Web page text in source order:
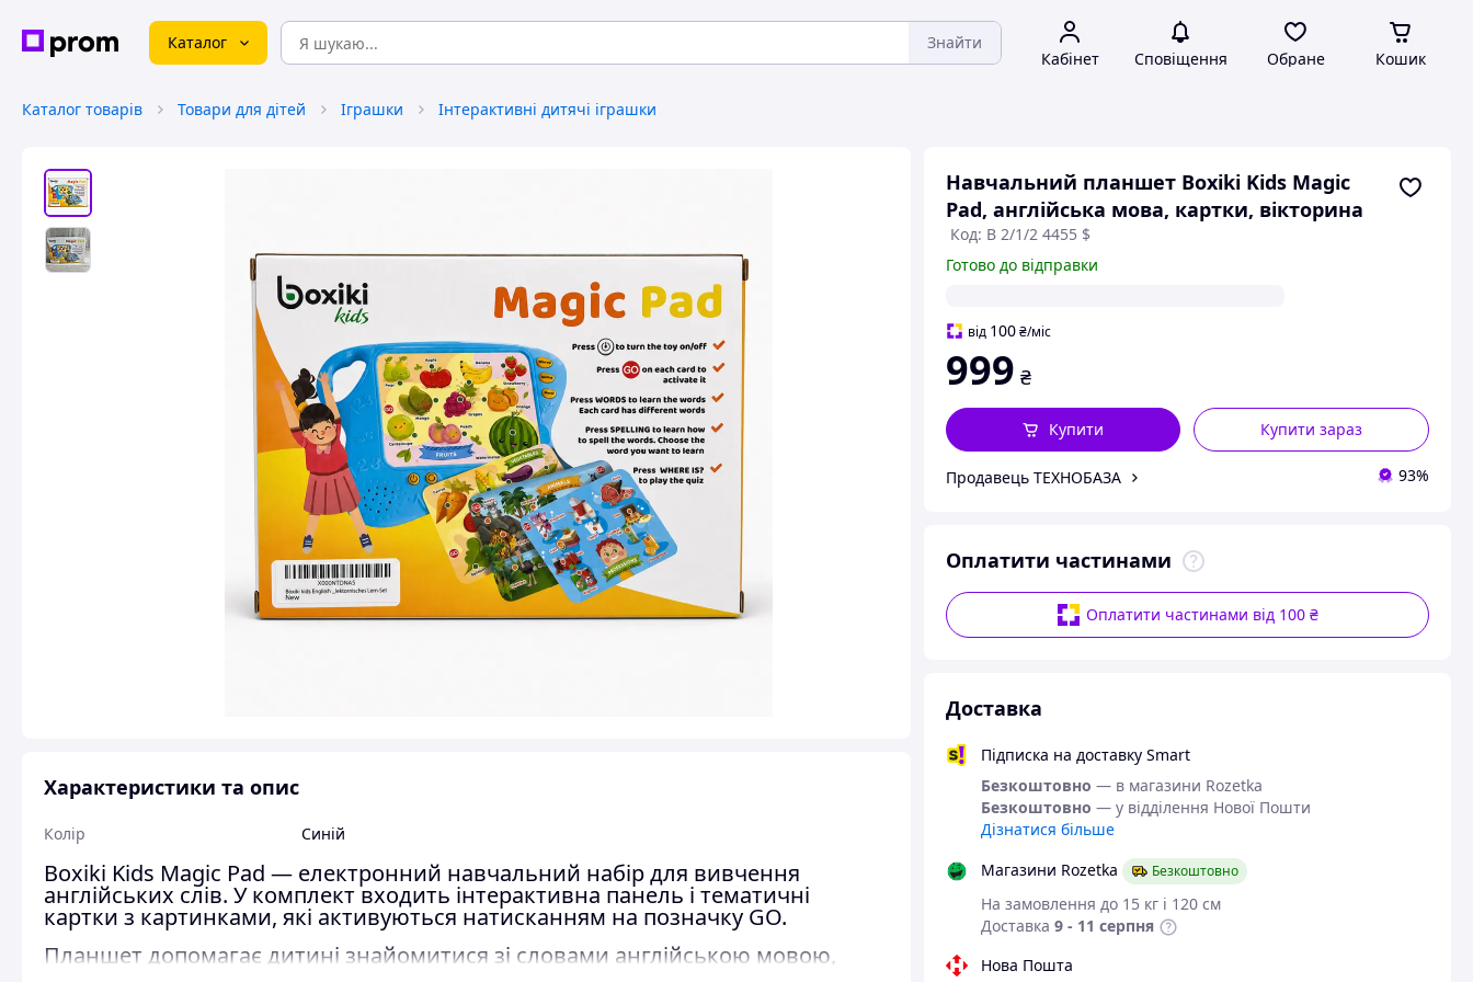
Каталог Знайти
Кабінет Сповіщення Обране Кошик
Каталог товарів Товари для дітей Іграшки Інтерактивні дитячі іграшки
Навчальний планшет Boxiki Kids Magic
Pad, англійська мова, картки, вікторина
Код: В 2/1/2 4455 $
Готово до відправки
від 100 ₴/міс
999 ₴
Купити зараз
Купити
Продавець ТЕХНОБАЗА 93%
Оплатити частинами
Оплатити частинами від 100 ₴
Доставка
Підписка на доставку Smart
Безкоштовно — в магазини Rozetka
Безкоштовно — у відділення Нової Пошти
Дізнатися більше
Магазини Rozetka
Безкоштовно
На замовлення до 15 кг і 120 см
Доставка 9 - 11 серпня
Нова Пошта
Характеристики та опис
Колір Синій
Boxiki Kids Magic Pad — електронний навчальний набір для вивчення
англійських слів. У комплект входить інтерактивна панель і тематичні
картки з картинками, які активуються натисканням на позначку GO.
Планшет допомагає дитині знайомитися зі словами англійською мовою,